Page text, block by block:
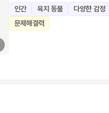
인간 육지 동물 다양한 감정
문제해결력